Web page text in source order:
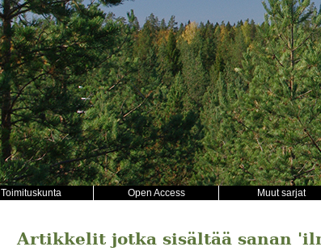
Toimituskunta Open Access Muut sarjat
Artikkelit jotka sisältää sanan